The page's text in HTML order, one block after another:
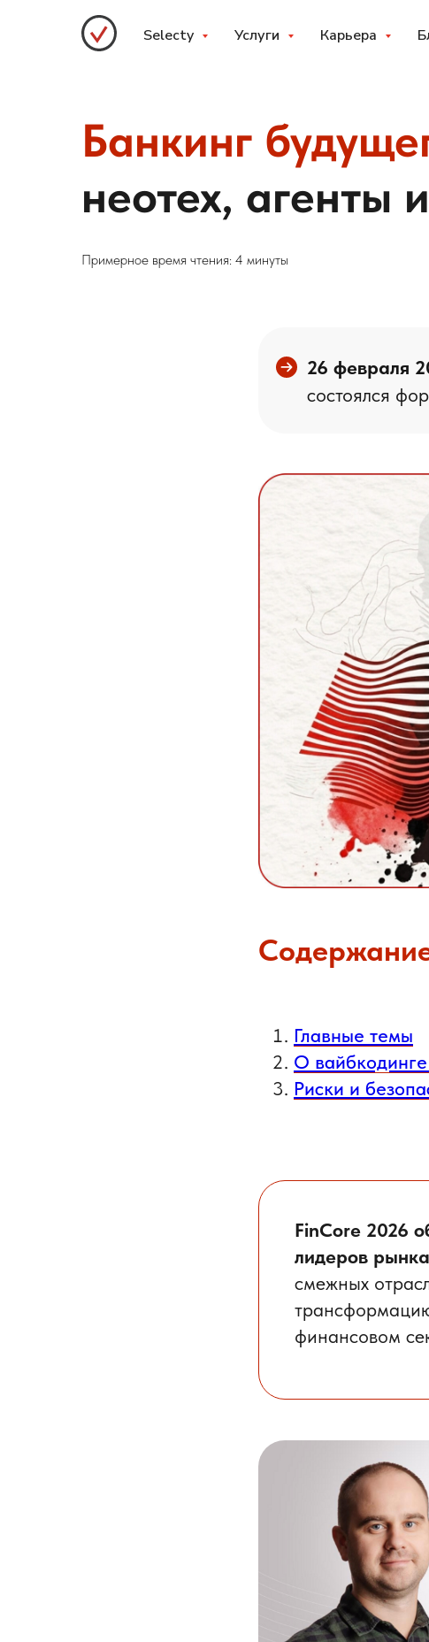
Selecty Услуги Карьера
Банкинг
неотех, агенты
Примерное время чтения: 4 минуты
26 февраля
состоялся
Главные темы
О
Риски и
FinCore 2026
лидеров рынка
смежных
финансовом